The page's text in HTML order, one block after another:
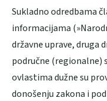
Sukladno odredbama
informacijama
državne uprave, druga
područne (regionalne)
ovlastima dužne su
donošenju zakona i